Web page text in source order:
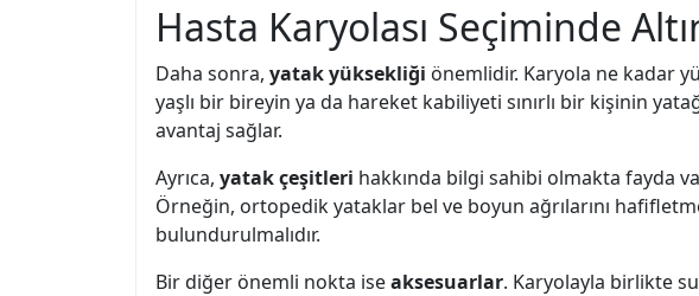
Hasta Karyolası Seçiminde
Daha sonra, yatak yüksekliği önemlidir. Karyola ne kadar
yaşlı bir bireyin ya da hareket kabiliyeti sınırlı bir kişinin
avantaj sağlar.
Ayrıca, yatak çeşitleri hakkında bilgi sahibi olmakta fayda
Örneğin, ortopedik yataklar bel ve boyun ağrılarını
bulundurulmalıdır.
Bir diğer önemli nokta iseaksesuarlar. Karyolayla birlikte